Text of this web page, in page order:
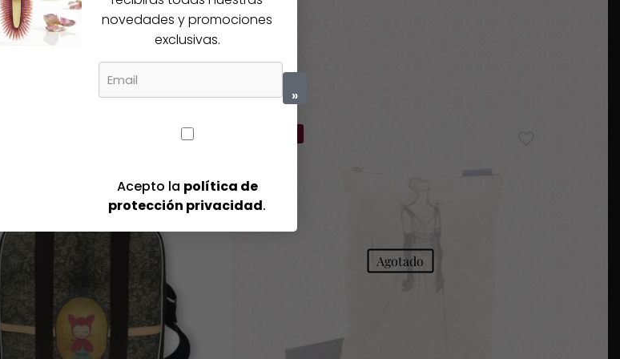
Igual te gusta
Agotado
novedades y promociones
exclusivas.
»
Acepto la política de
protección privacidad.